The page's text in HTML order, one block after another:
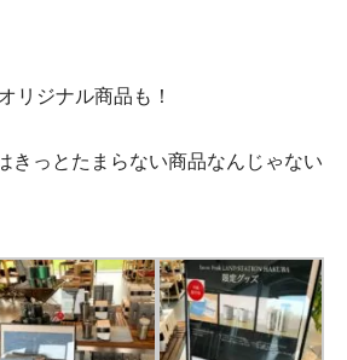
リジナル商品も！
きっとたまらない商品なんじゃない